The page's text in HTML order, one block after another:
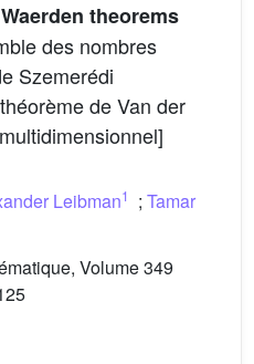
theorems
des nombres
Szemerédi
de Van der
Leibman1 ; Tamar
Volume 349